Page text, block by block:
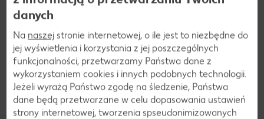
Przepisy
Dania z żółtka
danych
Na naszej stronie internetowej, o ile jest to niezbędne do
jej wyświetlenia i korzystania z jej poszczególnych
funkcjonalności, przetwarzamy Państwa dane z
wykorzystaniem cookies i innych podobnych technologii.
Jeżeli wyrażą Państwo zgodę na śledzenie, Państwa
dane będą przetwarzane w celu dopasowania ustawień
strony internetowej, tworzenia spseudonimizowanych